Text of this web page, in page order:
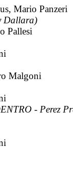
Mario Panzeri
Dallara)
Pallesi
Malgoni
- Perez